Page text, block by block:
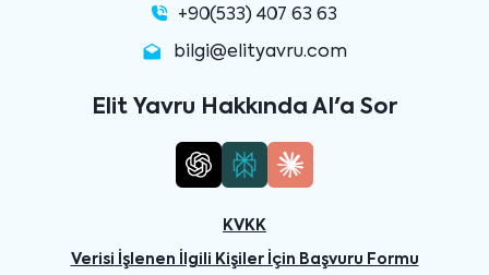
+90(533) 407 63 63
bilgi@elityavru.com
Elit Yavru Hakkında AI'a Sor
KVKK
Verisi İşlenen İlgili Kişiler İçin Başvuru Formu